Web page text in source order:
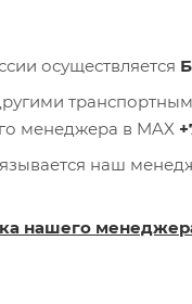
осуществляется
менеджера в MAX
наш
нашего